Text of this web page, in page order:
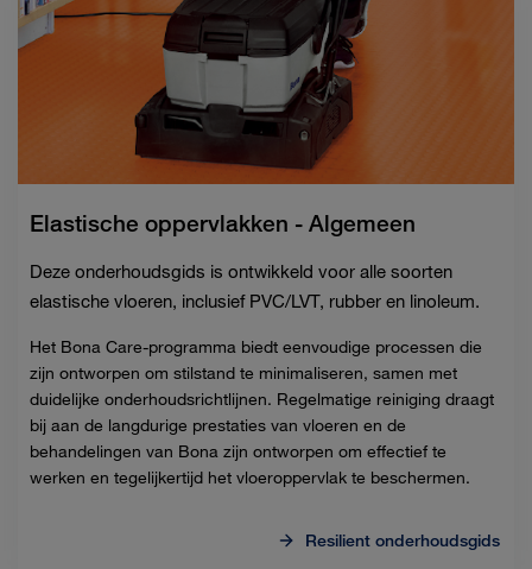
Elastische oppervlakken - Algemeen
Deze onderhoudsgids is ontwikkeld voor alle soorten
elastische vloeren, inclusief PVC/LVT, rubber en linoleum.
Het Bona Care-programma biedt eenvoudige processen die
zijn ontworpen om stilstand te minimaliseren, samen met
duidelijke onderhoudsrichtlijnen. Regelmatige reiniging draagt ​​
bij aan de langdurige prestaties van vloeren en de
behandelingen van Bona zijn ontworpen om effectief te
werken en tegelijkertijd het vloeroppervlak te beschermen.
Resilient onderhoudsgids